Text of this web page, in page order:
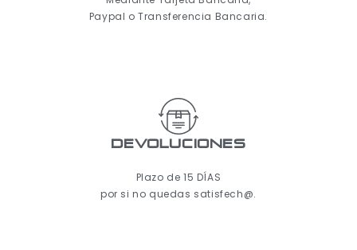
Paypal o Transferencia Bancaria.
Devoluciones
Plazo de 15 DÍAS
por si no quedas satisfech@.